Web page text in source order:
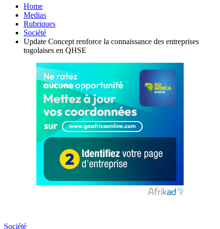
Home
Medias
Rubriques
Société
Update Concept renforce la connaissance des entreprises
togolaises en QHSE
Société